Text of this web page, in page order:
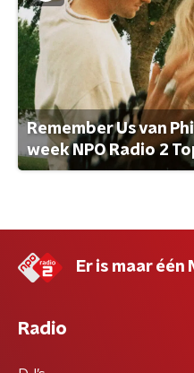
Remember Us van
week NPO Radio 2
Er is maar één
Radio